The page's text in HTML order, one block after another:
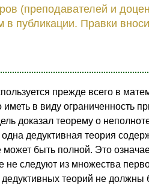
(преподавателей и
публикации. Правки
прежде всего в
в виду ограниченность
доказал теорему о
дедуктивная теория
быть полной. Это
не следуют из множества
теорий не должны